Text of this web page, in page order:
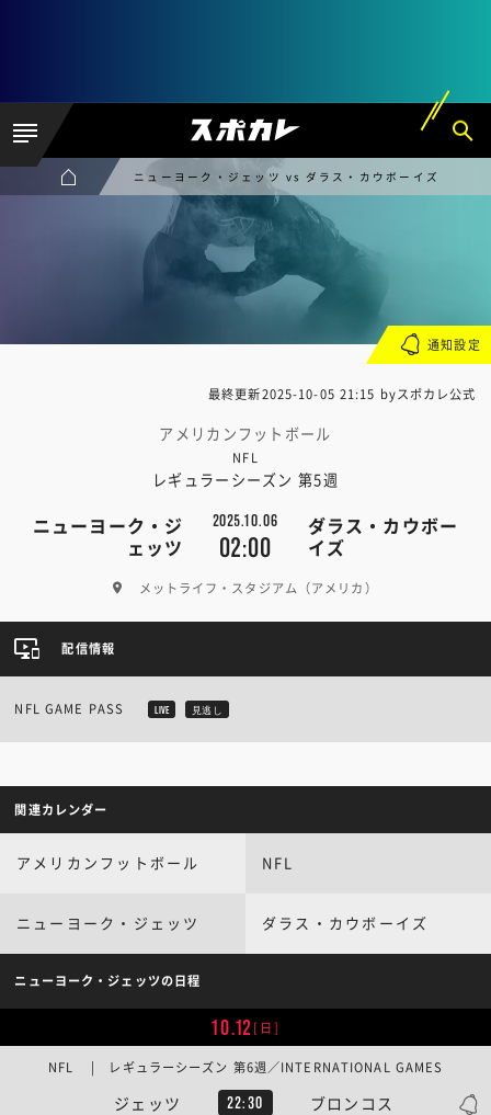
ニューヨーク・ジェッツ vs ダラス・カウボーイズ
最終更新2025-10-05 21:15 byスポカレ公式
アメリカンフットボール
NFL
レギュラーシーズン 第5週
ニューヨーク・ジ
ェッツ
2025.10.06
02:00
ダラス・カウボー
イズ
メットライフ・スタジアム（アメリカ）
通知設定
配信情報
NFL GAME PASS LIVE 見逃し
関連カレンダー
アメリカンフットボール NFL
ニューヨーク・ジェッツ ダラス・カウボーイズ
ニューヨーク・ジェッツの日程
10.12[日]
ジェッツ 22:30 ブロンコス
NFL | レギュラーシーズン 第6週／INTERNATIONAL GAMES